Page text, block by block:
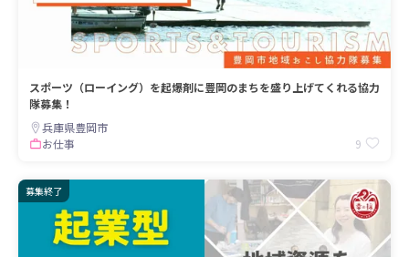
スポーツ（ローイング）を起爆剤に豊岡のまちを盛り上げてくれる協力
隊募集！
兵庫県豊岡市
お仕事
9
募集終了